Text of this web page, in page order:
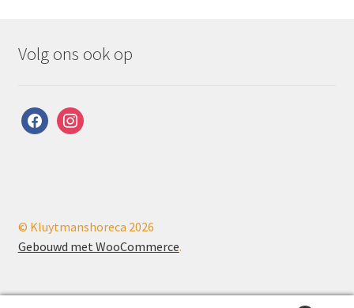
Volg ons ook op
facebookinstagram
© Kluytmanshoreca 2026
Gebouwd met WooCommerce.